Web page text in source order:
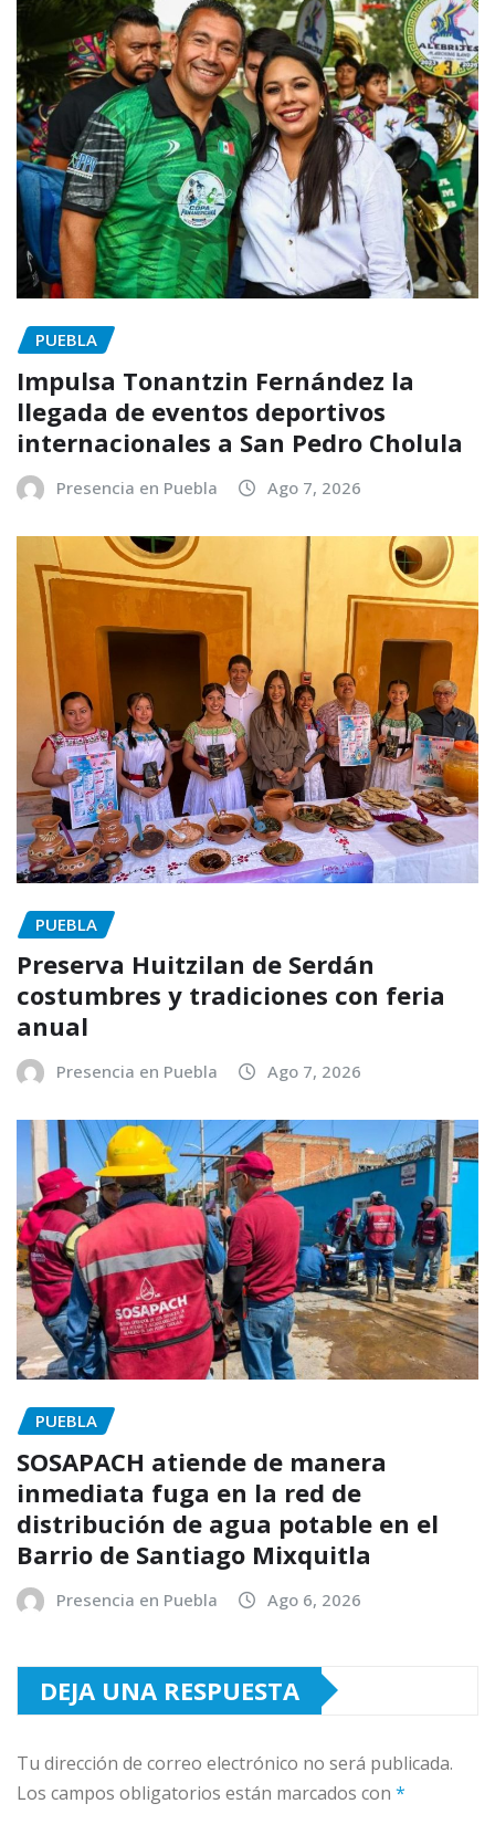
PUEBLA
Impulsa Tonantzin Fernández la
llegada de eventos deportivos
internacionales a San Pedro Cholula
Presencia en Puebla Ago 7, 2026
PUEBLA
Preserva Huitzilan de Serdán
costumbres y tradiciones con feria
anual
Presencia en Puebla Ago 7, 2026
PUEBLA
SOSAPACH atiende de manera
inmediata fuga en la red de
distribución de agua potable en el
Barrio de Santiago Mixquitla
Presencia en Puebla Ago 6, 2026
DEJA UNA RESPUESTA
Tu dirección de correo electrónico no será publicada.
Los campos obligatorios están marcados con *